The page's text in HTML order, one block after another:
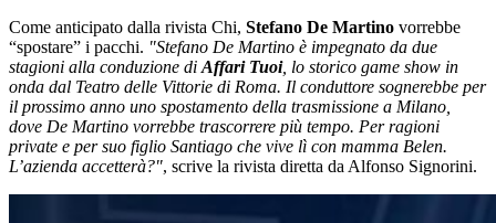
Come anticipato dalla rivista Chi, Stefano De Martino vorrebbe
“spostare” i pacchi. "Stefano De Martino è impegnato da due
stagioni alla conduzione di Affari Tuoi, lo storico game show in
onda dal Teatro delle Vittorie di Roma. Il conduttore sognerebbe per
il prossimo anno uno spostamento della trasmissione a Milano,
dove De Martino vorrebbe trascorrere più tempo. Per ragioni
private e per suo figlio Santiago che vive lì con mamma Belen.
L’azienda accetterà?", scrive la rivista diretta da Alfonso Signorini.